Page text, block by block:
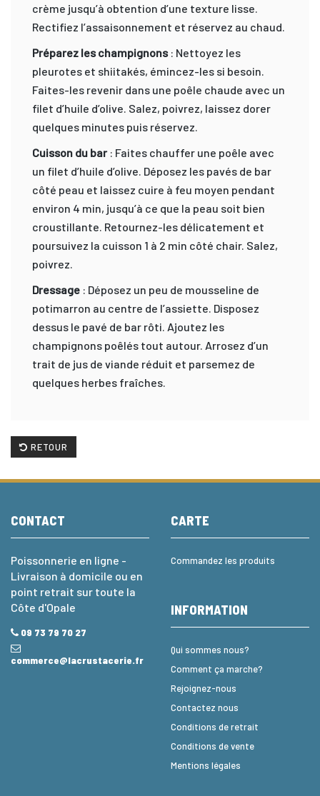
crème jusqu’à obtention d’une texture lisse.
Rectifiez l’assaisonnement et réservez au chaud.
Préparez les champignons: Nettoyez les
pleurotes et shiitakés, émincez-les si besoin.
Faites-les revenir dans une poêle chaude avec un
filet d’huile d’olive. Salez, poivrez, laissez dorer
quelques minutes puis réservez.
Cuisson du bar: Faites chauffer une poêle avec
un filet d’huile d’olive. Déposez les pavés de bar
côté peau et laissez cuire à feu moyen pendant
environ 4 min, jusqu’à ce que la peau soit bien
croustillante. Retournez-les délicatement et
poursuivez la cuisson 1 à 2 min côté chair. Salez,
poivrez.
Dressage : Déposez un peu de mousseline de
potimarron au centre de l’assiette. Disposez
dessus le pavé de bar rôti. Ajoutez les
champignons poêlés tout autour. Arrosez d’un
trait de jus de viande réduit et parsemez de
quelques herbes fraîches.
RETOUR
CONTACT
Poissonnerie en ligne -
Livraison à domicile ou en
point retrait sur toute la
Côte d'Opale
09 73 79 70 27
commerce@lacrustacerie.fr
CARTE
Commandez les produits
INFORMATION
Qui sommes nous?
Comment ça marche?
Rejoignez-nous
Contactez nous
Conditions de retrait
Conditions de vente
Mentions légales